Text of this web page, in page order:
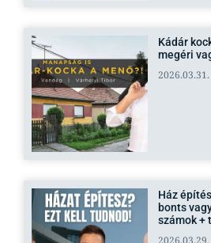
Feliratkozás blog
Adatkezelési
Kádár
megéri
2026.03.31.
Ház
bonts
számok +
2026.03.29.